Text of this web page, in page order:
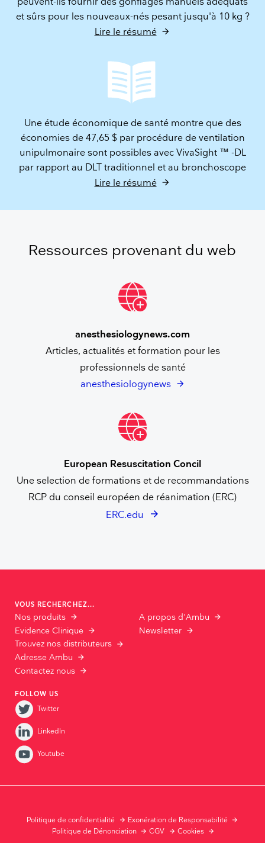
et sûrs pour les nouveaux-nés pesant jusqu'à 10 kg ?
Lire le résumé
Une étude économique de santé montre que des
économies de 47,65 $ par procédure de ventilation
unipulmonaire sont possibles avec VivaSight ™ -DL
par rapport au DLT traditionnel et au bronchoscope
Lire le résumé
Ressources provenant du web
anesthesiologynews.com
Articles, actualités et formation pour les
professionnels de santé
anesthesiologynews
European Resuscitation Concil
Une selection de formations et de recommandations
RCP du conseil européen de réanimation (ERC)
ERC.edu
VOUS RECHERCHEZ...
Nos produits
Evidence Clinique
Trouvez nos distributeurs
Adresse Ambu
Contactez nous
A propos d'Ambu
Newsletter
FOLLOW US
Twitter
LinkedIn
Youtube
Politique de confidentialité
Exonération de Responsabilité
Politique de Dénonciation
CGV Cookies